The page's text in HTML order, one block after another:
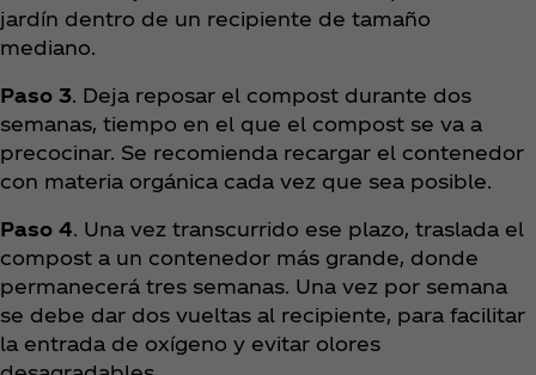
jardín dentro de un recipiente de tamaño
mediano.
Paso 3 . Deja reposar el compost durante dos
semanas, tiempo en el que el compost se va a
precocinar. Se recomienda recargar el contenedor
con materia orgánica cada vez que sea posible.
Paso 4 . Una vez transcurrido ese plazo, traslada el
compost a un contenedor más grande, donde
permanecerá tres semanas. Una vez por semana
se debe dar dos vueltas al recipiente, para facilitar
la entrada de oxígeno y evitar olores